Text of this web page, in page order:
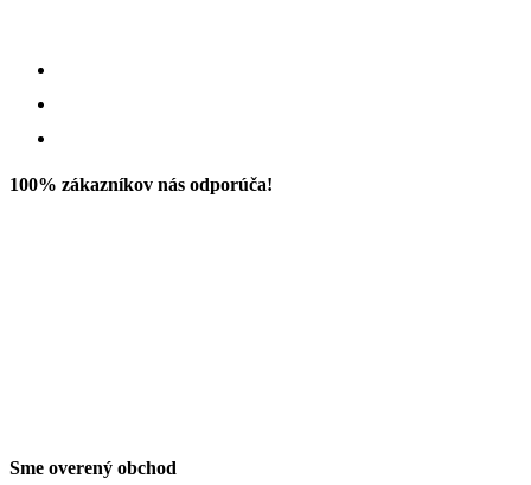
100% zákazníkov nás odporúča!
Sme overený obchod